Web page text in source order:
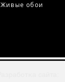
Живые обои